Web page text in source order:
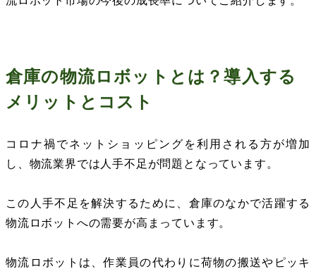
倉庫の物流ロボットとは？導入する
メリットとコスト
コロナ禍でネットショッピングを利用される方が増加
し、物流業界では人手不足が問題となっています。
この人手不足を解決するために、倉庫のなかで活躍する
物流ロボットへの需要が高まっています。
物流ロボットは、作業員の代わりに荷物の搬送やピッキ